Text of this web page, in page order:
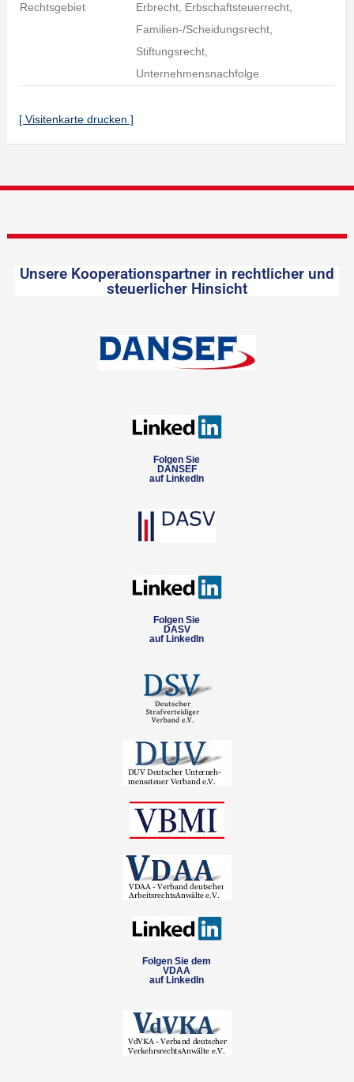
Rechtsgebiet
Erbrecht, Erbschaftsteuerrecht,
Familien-/Scheidungsrecht,
Stiftungsrecht,
Unternehmensnachfolge
[ Visitenkarte drucken ]
Unsere Kooperationspartner in rechtlicher und
steuerlicher Hinsicht
Folgen Sie
DANSEF
auf LinkedIn
Folgen Sie
DASV
auf LinkedIn
Folgen Sie dem
VDAA
auf LinkedIn